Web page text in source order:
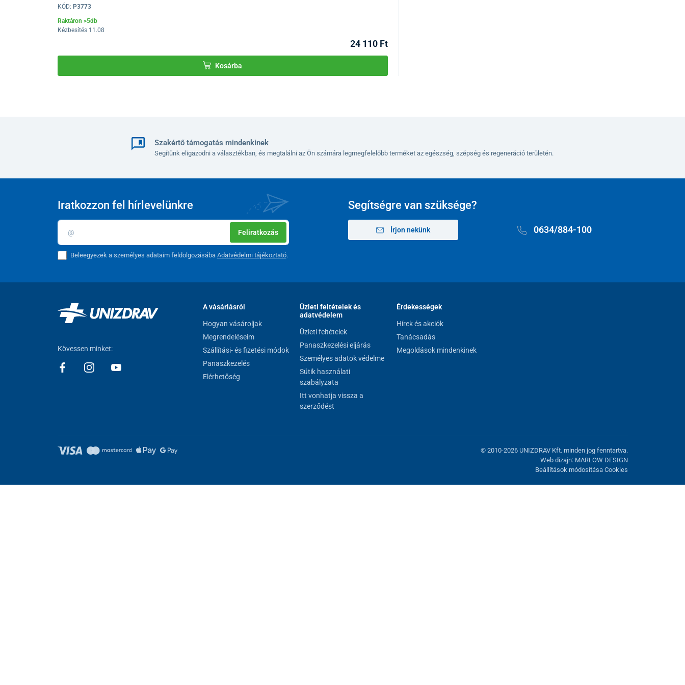
Kérjük, válasszon olyan méretet, amelynek a talpa legalább 1 cm-rel nagyobb, mint a lábának hossza.
Talphossz cm-ben
26
KÓD: P3773
Raktáron >5db
Kézbesítés 11.08
24 110 Ft
Kosárba
Szakértő támogatás mindenkinek
Segítünk eligazodni a választékban, és megtalálni az Ön számára legmegfelelőbb terméket az egészség, szépség és regeneráció területén.
Segítségre van szüksége?
Írjon nekünk 0634/884-100
Iratkozzon fel hírlevelünkre
Feliratkozás
Beleegyezek a személyes adataim feldolgozásába Adatvédelmi tájékoztató.
Kövessen minket:
A vásárlásról
Hogyan vásároljak
Megrendeléseim
Szállítási- és fizetési módok
Panaszkezelés
Elérhetőség
Üzleti feltételek és
adatvédelem
Üzleti feltételek
Panaszkezelési eljárás
Személyes adatok védelme
Sütik használati
szabályzata
Itt vonhatja vissza a
szerződést
Érdekességek
Hírek és akciók
Tanácsadás
Megoldások mindenkinek
© 2010-2026 UNIZDRAV Kft. minden jog fenntartva.
Web dizajn: MARLOW DESIGN
Beállítások módosítása Cookies